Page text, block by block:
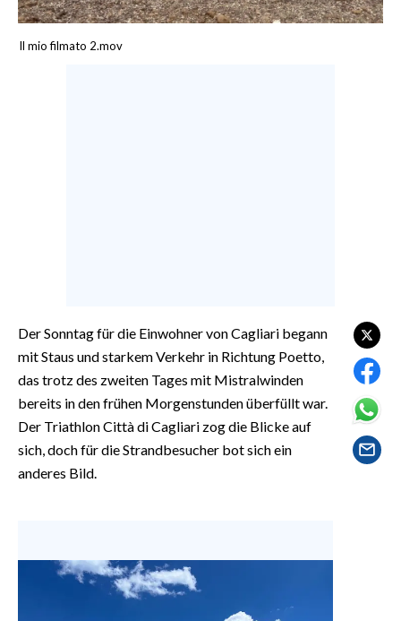
ALTRI SPORT
INSULARITÀ
VIDEO
INFO AZIENDE
PUBBLICITÀ
Il mio filmato 2.mov
Der Sonntag für die Einwohner von Cagliari begann
mit Staus und starkem Verkehr in Richtung Poetto,
das trotz des zweiten Tages mit Mistralwinden
bereits in den frühen Morgenstunden überfüllt war.
Der Triathlon Città di Cagliari zog die Blicke auf
sich, doch für die Strandbesucher bot sich ein
anderes Bild.